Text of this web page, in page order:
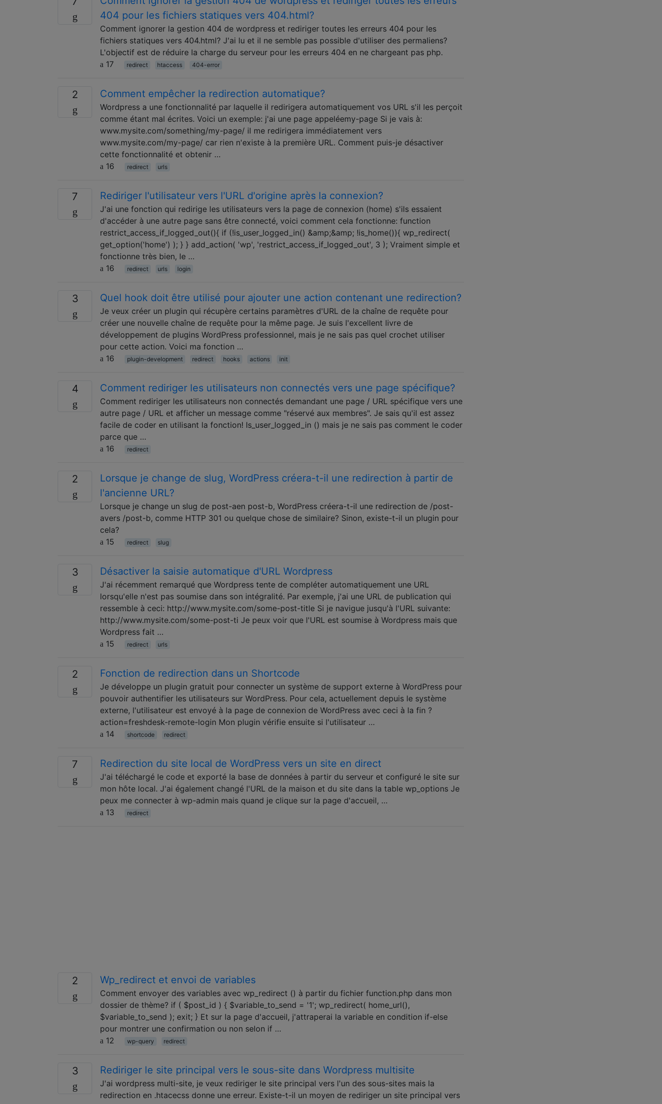
404 pour les fichiers statiques vers 404.html?
Comment ignorer la gestion 404 de wordpress et rediriger toutes les erreurs 404 pour les
fichiers statiques vers 404.html? J'ai lu et il ne semble pas possible d'utiliser des permaliens?
L'objectif est de réduire la charge du serveur pour les erreurs 404 en ne chargeant pas php.
17
redirect htaccess 404-error
2 Comment empêcher la redirection automatique?
Wordpress a une fonctionnalité par laquelle il redirigera automatiquement vos URL s'il les perçoit
comme étant mal écrites. Voici un exemple: j'ai une page appeléemy-page Si je vais à:
www.mysite.com/something/my-page/ il me redirigera immédiatement vers
www.mysite.com/my-page/ car rien n'existe à la première URL. Comment puis-je désactiver
cette fonctionnalité et obtenir …
16
redirect urls
7 Rediriger l'utilisateur vers l'URL d'origine après la connexion?
J'ai une fonction qui redirige les utilisateurs vers la page de connexion (home) s'ils essaient
d'accéder à une autre page sans être connecté, voici comment cela fonctionne: function
restrict_access_if_logged_out(){ if (!is_user_logged_in() &amp;&amp; !is_home()){ wp_redirect(
get_option('home') ); } } add_action( 'wp', 'restrict_access_if_logged_out', 3 ); Vraiment simple et
fonctionne très bien, le …
16
redirect urls login
3 Quel hook doit être utilisé pour ajouter une action contenant une redirection?
Je veux créer un plugin qui récupère certains paramètres d'URL de la chaîne de requête pour
créer une nouvelle chaîne de requête pour la même page. Je suis l'excellent livre de
développement de plugins WordPress professionnel, mais je ne sais pas quel crochet utiliser
pour cette action. Voici ma fonction …
16
plugin-development redirect hooks actions init
4 Comment rediriger les utilisateurs non connectés vers une page spécifique?
Comment rediriger les utilisateurs non connectés demandant une page / URL spécifique vers une
autre page / URL et afficher un message comme "réservé aux membres". Je sais qu'il est assez
facile de coder en utilisant la fonction! Is_user_logged_in () mais je ne sais pas comment le coder
parce que …
16
redirect
2
Lorsque je change de slug, WordPress créera-t-il une redirection à partir de
l'ancienne URL?
Lorsque je change un slug de post-aen post-b, WordPress créera-t-il une redirection de /post-
avers /post-b, comme HTTP 301 ou quelque chose de similaire? Sinon, existe-t-il un plugin pour
cela?
15
redirect slug
3 Désactiver la saisie automatique d'URL Wordpress
J'ai récemment remarqué que Wordpress tente de compléter automatiquement une URL
lorsqu'elle n'est pas soumise dans son intégralité. Par exemple, j'ai une URL de publication qui
ressemble à ceci: http://www.mysite.com/some-post-title Si je navigue jusqu'à l'URL suivante:
http://www.mysite.com/some-post-ti Je peux voir que l'URL est soumise à Wordpress mais que
Wordpress fait …
15
redirect urls
2 Fonction de redirection dans un Shortcode
Je développe un plugin gratuit pour connecter un système de support externe à WordPress pour
pouvoir authentifier les utilisateurs sur WordPress. Pour cela, actuellement depuis le système
externe, l'utilisateur est envoyé à la page de connexion de WordPress avec ceci à la fin ?
action=freshdesk-remote-login Mon plugin vérifie ensuite si l'utilisateur …
14
shortcode redirect
7 Redirection du site local de WordPress vers un site en direct
J'ai téléchargé le code et exporté la base de données à partir du serveur et configuré le site sur
mon hôte local. J'ai également changé l'URL de la maison et du site dans la table wp_options Je
peux me connecter à wp-admin mais quand je clique sur la page d'accueil, …
13
redirect
2 Wp_redirect et envoi de variables
Comment envoyer des variables avec wp_redirect () à partir du fichier function.php dans mon
dossier de thème? if ( $post_id ) { $variable_to_send = '1'; wp_redirect( home_url(),
$variable_to_send ); exit; } Et sur la page d'accueil, j'attraperai la variable en condition if-else
pour montrer une confirmation ou non selon if …
12
wp-query redirect
3 Rediriger le site principal vers le sous-site dans Wordpress multisite
J'ai wordpress multi-site, je veux rediriger le site principal vers l'un des sous-sites mais la
redirection en .htacecss donne une erreur. Existe-t-il un moyen de rediriger un site principal vers